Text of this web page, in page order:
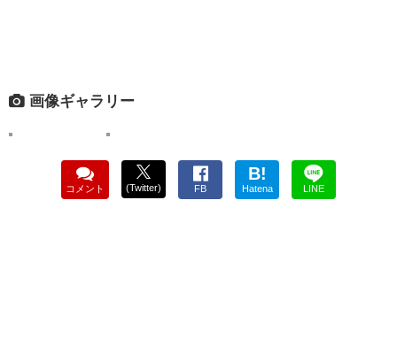
画像ギャラリー
コメント (Twitter) FB
B!
Hatena LINE